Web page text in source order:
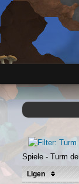
Spiele - Turm
Ligen